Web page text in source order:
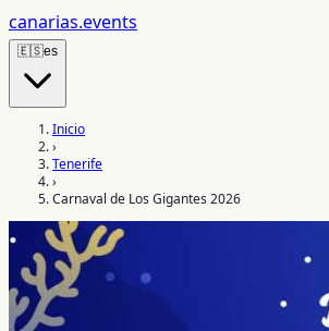
canarias.events
🇪🇸es
Inicio
›
Tenerife
›
Carnaval de Los Gigantes 2026